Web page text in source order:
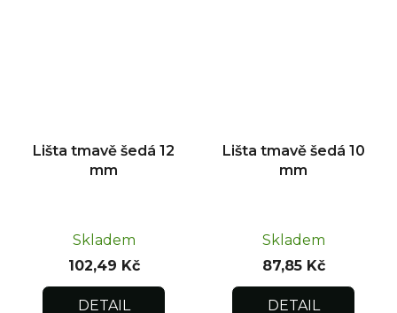
Lišta tmavě šedá 12
mm
Skladem
102,49 Kč
DETAIL
Lišta tmavě šedá 10
mm
Skladem
87,85 Kč
DETAIL